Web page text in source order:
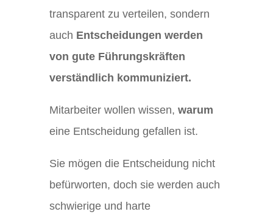
transparent zu verteilen, sondern
auch Entscheidungen werden
von gute Führungskräften
verständlich kommuniziert.
Mitarbeiter wollen wissen, warum
eine Entscheidung gefallen ist.
Sie mögen die Entscheidung nicht
befürworten, doch sie werden auch
schwierige und harte